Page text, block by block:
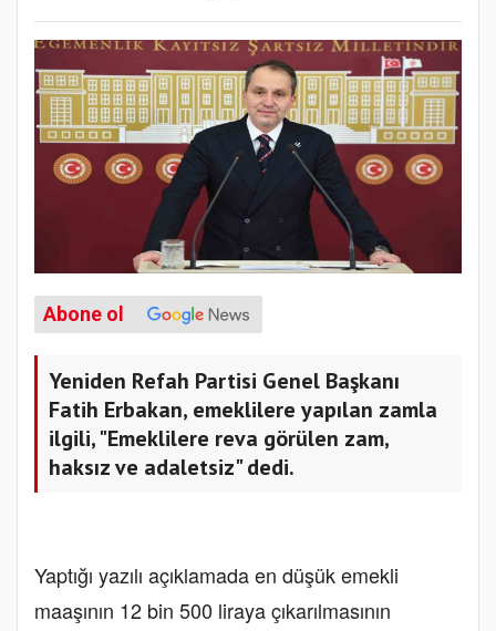
Abone ol
Yeniden Refah Partisi Genel Başkanı
Fatih Erbakan, emeklilere yapılan zamla
ilgili, "Emeklilere reva görülen zam,
haksız ve adaletsiz" dedi.
Yaptığı yazılı açıklamada en düşük emekli
maaşının 12 bin 500 liraya çıkarılmasının